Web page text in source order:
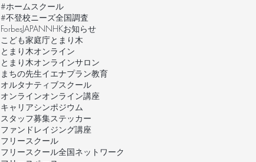
#ホームスクール
#不登校ニーズ全国調査
ForbesJAPANNHKお知らせ
こども家庭庁とまり木
とまり木オンライン
とまり木オンラインサロン
まちの先生イエナプラン教育
オルタナティブスクール
オンラインオンライン講座
キャリアシンポジウム
スタッフ募集ステッカー
ファンドレイジング講座
フリースクール
フリースクール全国ネットワーク